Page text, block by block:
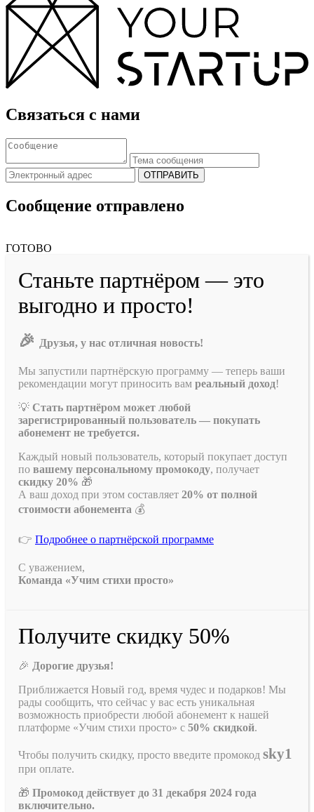
Связаться с нами
ОТПРАВИТЬ
Сообщение отправлено
ГОТОВО
Станьте партнёром — это
выгодно и просто!
🎉 Друзья, у нас отличная новость!
Мы запустили партнёрскую программу — теперь ваши
рекомендации могут приносить вам реальный доход!
💡 Стать партнёром может любой
зарегистрированный пользователь — покупать
абонемент не требуется.
Каждый новый пользователь, который покупает доступ
по вашему персональному промокоду, получает
скидку 20% 🎁
А ваш доход при этом составляет 20% от полной
стоимости абонемента 💰
👉 Подробнее о партнёрской программе
С уважением,
Команда «Учим стихи просто»
Получите скидку 50%
🎉 Дорогие друзья!
Приближается Новый год, время чудес и подарков! Мы
рады сообщить, что сейчас у вас есть уникальная
возможность приобрести любой абонемент к нашей
платформе «Учим стихи просто» с 50% скидкой.
Чтобы получить скидку, просто введите промокод sky1
при оплате.
🎁 Промокод действует до 31 декабря 2024 года
включительно.